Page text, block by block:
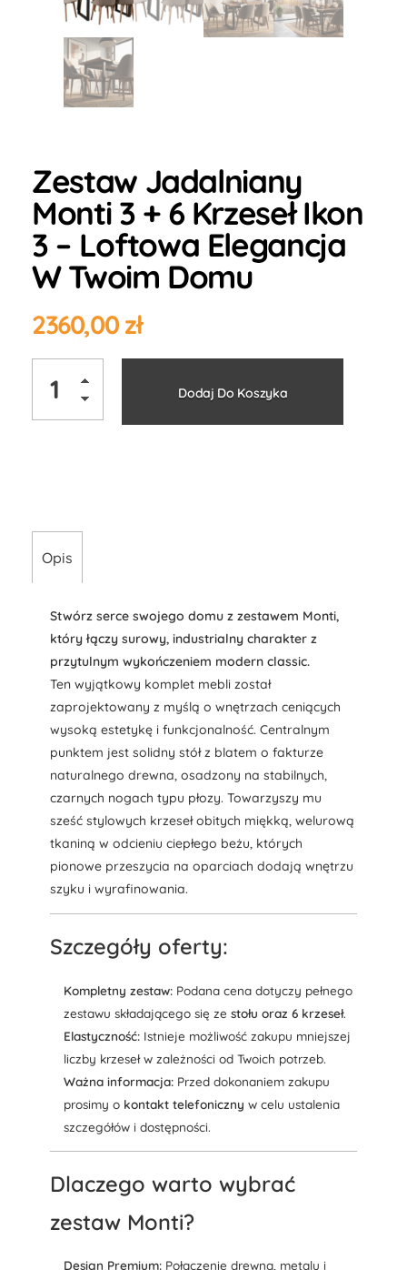
Zestaw Jadalniany
Monti 3 + 6 Krzeseł Ikon
3 – Loftowa Elegancja
W Twoim Domu
2360,00zł
Dodaj Do Koszyka
Opis
Stwórz serce swojego domu z zestawem Monti,
który łączy surowy, industrialny charakter z
przytulnym wykończeniem modern classic.
Ten wyjątkowy komplet mebli został
zaprojektowany z myślą o wnętrzach ceniących
wysoką estetykę i funkcjonalność. Centralnym
punktem jest solidny stół z blatem o fakturze
naturalnego drewna, osadzony na stabilnych,
czarnych nogach typu płozy. Towarzyszy mu
sześć stylowych krzeseł obitych miękką, welurową
tkaniną w odcieniu ciepłego beżu, których
pionowe przeszycia na oparciach dodają wnętrzu
szyku i wyrafinowania.
Szczegóły oferty:
Kompletny zestaw:Podana cena dotyczy pełnego
zestawu składającego się ze stołu oraz 6 krzeseł.
Elastyczność:Istnieje możliwość zakupu mniejszej
liczby krzeseł w zależności od Twoich potrzeb.
Ważna informacja:Przed dokonaniem zakupu
prosimy o kontakt telefoniczny w celu ustalenia
szczegółów i dostępności.
Dlaczego warto wybrać
zestaw Monti?
Design Premium:Połączenie drewna, metalu i